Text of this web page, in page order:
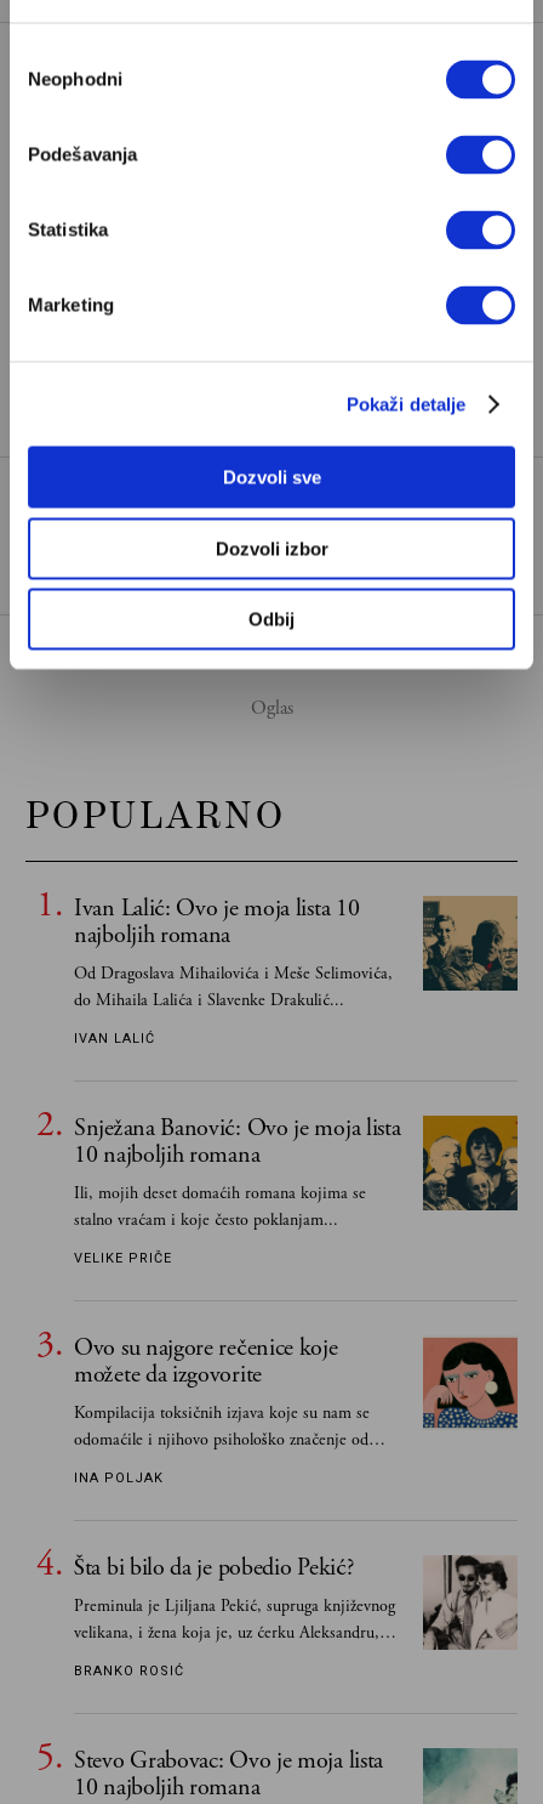
сагласности
Neophodni
Podešavanja
Statistika
Marketing
Pokaži detalje
Dozvoli sve
Dozvoli izbor
Odbij
Poštovani, da biste nastavili sa čitanjem naših
premium sadržaja, neophodno je da
odaberete jedan od planova pretplate.
GLOBALNA EKONOMIJA
POPULARNO
Ivan Lalić: Ovo je moja lista 10
najboljih romana
Od Dragoslava Mihailovića i Meše Selimovića,
do Mihaila Lalića i Slavenke Drakulić...
IVAN LALIĆ
Snježana Banović: Ovo je moja lista
10 najboljih romana
Ili, mojih deset domaćih romana kojima se
stalno vraćam i koje često poklanjam...
VELIKE PRIČE
Ovo su najgore rečenice koje
možete da izgovorite
Kompilacija toksičnih izjava koje su nam se
odomaćile i njihovo psihološko značenje od
INA POLJAK
Šta bi bilo da je pobedio Pekić?
Preminula je Ljiljana Pekić, supruga književnog
velikana, i žena koja je, uz ćerku Aleksandru,
vodila računa o zaostavštini pisca. Ovu priču o
poznavale
BRANKO ROSIĆ
Stevo Grabovac: Ovo je moja lista
10 najboljih romana